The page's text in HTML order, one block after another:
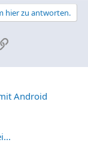
hier zu antworten.
Link
Android